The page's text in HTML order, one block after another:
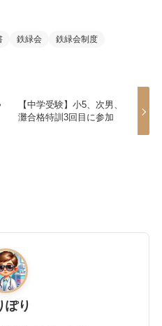
鉄緑会
鉄緑会制度
【中学受験】小5、次男、
灘合格特訓3回目に参加
ぽり